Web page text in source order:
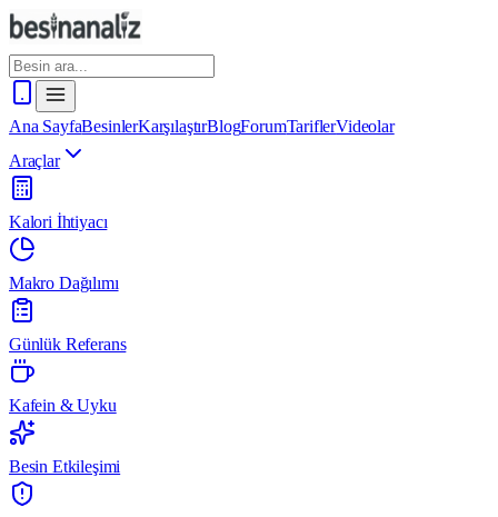
Ana SayfaBesinlerKarşılaştırBlogForumTariflerVideolar
Araçlar
Kalori İhtiyacı
Makro Dağılımı
Günlük Referans
Kafein & Uyku
Besin Etkileşimi